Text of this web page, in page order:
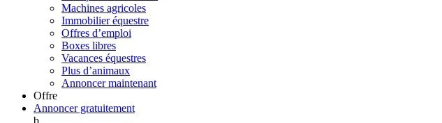
Machines agricoles
Immobilier équestre
Offres d’emploi
Boxes libres
Vacances équestres
Plus d’animaux
Annoncer maintenant
Offre
Annoncer gratuitement
b